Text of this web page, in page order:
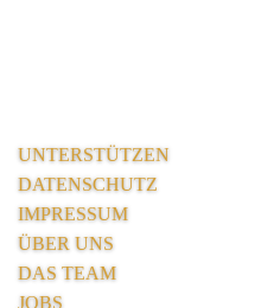
UNTERSTÜTZEN
DATENSCHUTZ
IMPRESSUM
ÜBER UNS
DAS TEAM
JOBS